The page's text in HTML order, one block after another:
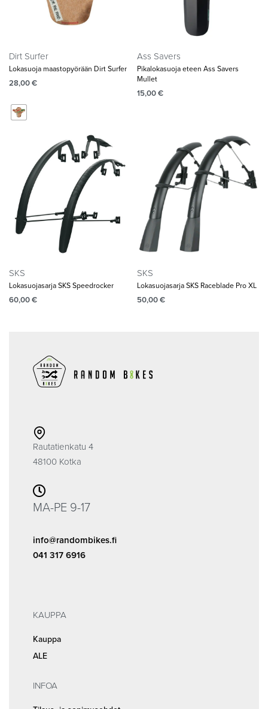
Dirt Surfer
Lokasuoja maastopyörään Dirt Surfer
28,00€
Ass Savers
Pikalokasuoja eteen Ass Savers
Mullet
15,00€
SKS
Lokasuojasarja SKS Speedrocker
60,00€
SKS
Lokasuojasarja SKS Raceblade Pro XL
50,00€
Rautatienkatu 4
48100 Kotka
MA-PE 9-17
info@randombikes.fi
041 317 6916
KAUPPA
Kauppa
ALE
INFOA